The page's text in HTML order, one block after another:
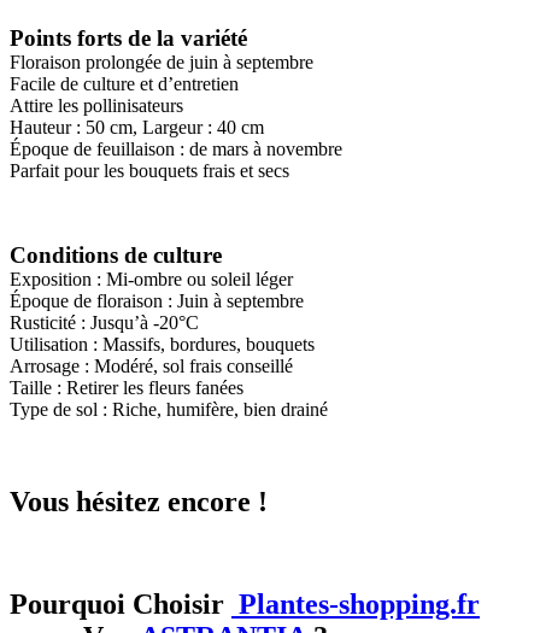
Points forts de la variété
Floraison prolongée de juin à septembre
Facile de culture et d’entretien
Attire les pollinisateurs
Hauteur : 50 cm, Largeur : 40 cm
Époque de feuillaison : de mars à novembre
Parfait pour les bouquets frais et secs
Conditions de culture
Exposition : Mi-ombre ou soleil léger
Époque de floraison : Juin à septembre
Rusticité : Jusqu’à -20°C
Utilisation : Massifs, bordures, bouquets
Arrosage : Modéré, sol frais conseillé
Taille : Retirer les fleurs fanées
Type de sol : Riche, humifère, bien drainé
Vous hésitez encore !
Pourquoi Choisir Plantes-shopping.fr